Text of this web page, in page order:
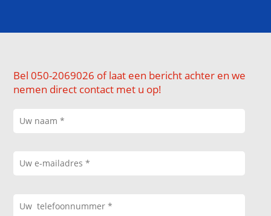
Bel 050-2069026 of laat een bericht achter en we
nemen direct contact met u op!